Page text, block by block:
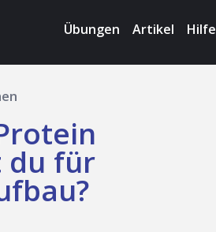
Übungen Artikel Hilfe
du für